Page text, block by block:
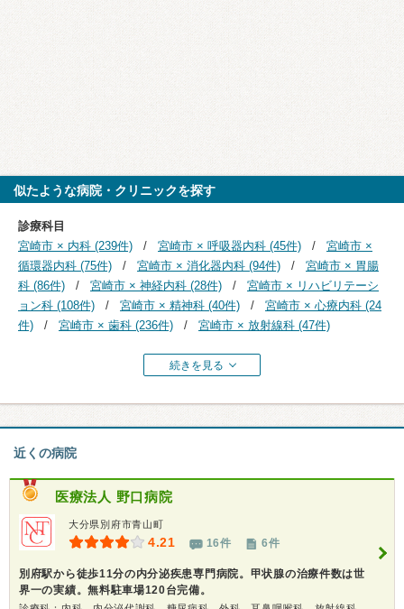
似たような病院・クリニックを探す
診療科目
宮崎市 × 内科 (239件)
宮崎市 × 呼吸器内科 (45件)
宮崎市 ×
循環器内科 (75件)
宮崎市 × 消化器内科 (94件)
宮崎市 × 胃腸
科 (86件)
宮崎市 × 神経内科 (28件)
宮崎市 × リハビリテーシ
ョン科 (108件)
宮崎市 × 精神科 (40件)
宮崎市 × 心療内科 (24
件)
宮崎市 × 歯科 (236件) 宮崎市 × 放射線科 (47件)
続きを見る
近くの病院
医療法人 野口病院
大分県別府市青山町
4.21 16件 6件
別府駅から徒歩11分の内分泌疾患専門病院。甲状腺の治療件数は世
界一の実績。無料駐車場120台完備。